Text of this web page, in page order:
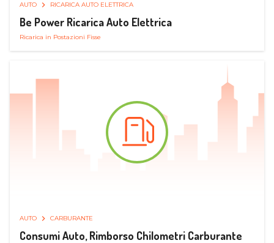
AUTO RICARICA AUTO ELETTRICA
Be Power Ricarica Auto Elettrica
Ricarica in Postazioni Fisse
AUTO CARBURANTE
Consumi Auto, Rimborso Chilometri Carburante